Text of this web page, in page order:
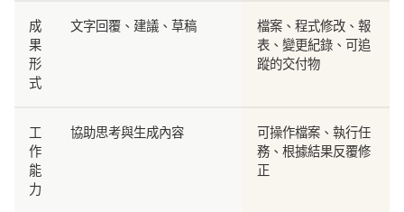
成
果
形
式
文字回覆、建議、草稿
檔案、程式修改、報
表、變更紀錄、可追
蹤的交付物
工
作
能
力
協助思考與生成內容
可操作檔案、執行任
務、根據結果反覆修
正